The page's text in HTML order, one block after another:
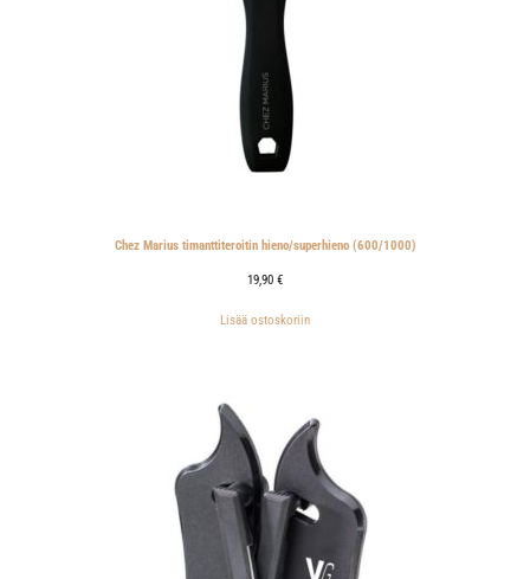
Chez Marius timanttiteroitin hieno/superhieno (600/1000)
19,90 €
Lisää ostoskoriin